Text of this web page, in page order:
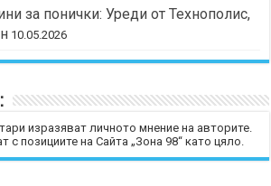
за понички: Уреди от Технополис,
10.05.2026
изразяват личното мнение на авторите.
с позициите на Сайта „Зона 98“ като цяло.